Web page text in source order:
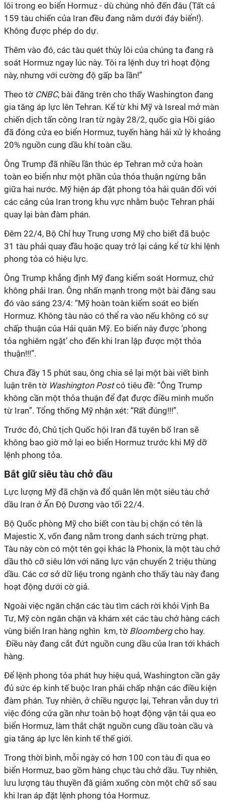
lôi trong eo biển Hormuz - dù chúng nhỏ đến đâu (Tất cả
159 tàu chiến của Iran đều đang nằm dưới đáy biển!).
Không được phép do dự.
Thêm vào đó, các tàu quét thủy lôi của chúng ta đang rà
soát Hormuz ngay lúc này. Tôi ra lệnh duy trì hoạt động
này, nhưng với cường độ gấp ba lần!”
Theo tờ CNBC, bài đăng trên cho thấy Washington đang
gia tăng áp lực lên Tehran. Kể từ khi Mỹ và Isreal mở màn
chiến dịch tấn công Iran từ ngày 28/2, quốc gia Hồi giáo
đã đóng cửa eo biển Hormuz, tuyến hàng hải xử lý khoảng
20% nguồn cung dầu khí toàn cầu.
Ông Trump đã nhiều lần thúc ép Tehran mở cửa hoàn
toàn eo biển như một phần của thỏa thuận ngừng bắn
giữa hai nước. Mỹ hiện áp đặt phong tỏa hải quân đối với
các cảng của Iran trong khu vực nhằm buộc Tehran phải
quay lại bàn đàm phán.
Đêm 22/4, Bộ Chỉ huy Trung ương Mỹ cho biết đã buộc
31 tàu phải quay đầu hoặc quay trở lại cảng kể từ khi lệnh
phong tỏa có hiệu lực.
Ông Trump khẳng định Mỹ đang kiểm soát Hormuz, chứ
không phải Iran. Ông nhấn mạnh trong một bài đăng sau
đó vào sáng 23/4: “Mỹ hoàn toàn kiểm soát eo biển
Hormuz. Không tàu nào có thể ra vào nếu không có sự
chấp thuận của Hải quân Mỹ. Eo biển này được ‘phong
tỏa nghiêm ngặt’ cho đến khi Iran lập được một thỏa
thuận!!!”.
Chưa đầy 15 phút sau, ông chia sẻ lại một bài viết bình
luận trên tờ Washington Postcó tiêu đề: “Ông Trump
không cần một thỏa thuận để đạt được điều mình muốn
từ Iran”. Tổng thống Mỹ nhận xét: “Rất đúng!!!”.
Trước đó, Chủ tịch Quốc hội Iran đã tuyên bố Iran sẽ
không bao giờ mở lại eo biển Hormuz trước khi Mỹ dỡ
lệnh phong tỏa.
Bắt giữ siêu tàu chở dầu
Lực lượng Mỹ đã chặn và đổ quân lên một siêu tàu chở
dầu Iran ở Ấn Độ Dương vào tối 22/4.
Bộ Quốc phòng Mỹ cho biết con tàu bị chặn có tên là
Majestic X, vốn đang nằm trong danh sách trừng phạt.
Tàu này còn có một tên gọi khác là Phonix, là một tàu chở
dầu thô cỡ siêu lớn với năng lực vận chuyển 2 triệu thùng
dầu. Các cơ sở dữ liệu trong ngành cho thấy tàu này đang
hoạt động dưới cờ giả.
Ngoài việc ngăn chặn các tàu tìm cách rời khỏi Vịnh Ba
Tư, Mỹ còn ngăn chặn và khám xét các tàu chở hàng cách
vùng biển Iran hàng nghìn km, tờ Bloombergcho hay.
Điều này đang cắt đứt nguồn cung dầu của Iran tới khách
hàng.
Để lệnh phong tỏa phát huy hiệu quả, Washington cần gây
đủ sức ép kinh tế buộc Iran phải chấp nhận các điều kiện
đàm phán. Tuy nhiên, ở chiều ngược lại, Tehran vẫn duy trì
việc đóng cửa gần như toàn bộ hoạt động vận tải qua eo
biển Hormuz, làm thắt chặt nguồn cung dầu toàn cầu và
gia tăng áp lực lên kinh tế thế giới.
Trong thời bình, mỗi ngày có hơn 100 con tàu đi qua eo
biển Hormuz, bao gồm hàng chục tàu chở dầu. Tuy nhiên,
lưu lượng tàu thuyền đã giảm xuống còn một chữ số sau
khi Iran áp đặt lệnh phong tỏa Hormuz.